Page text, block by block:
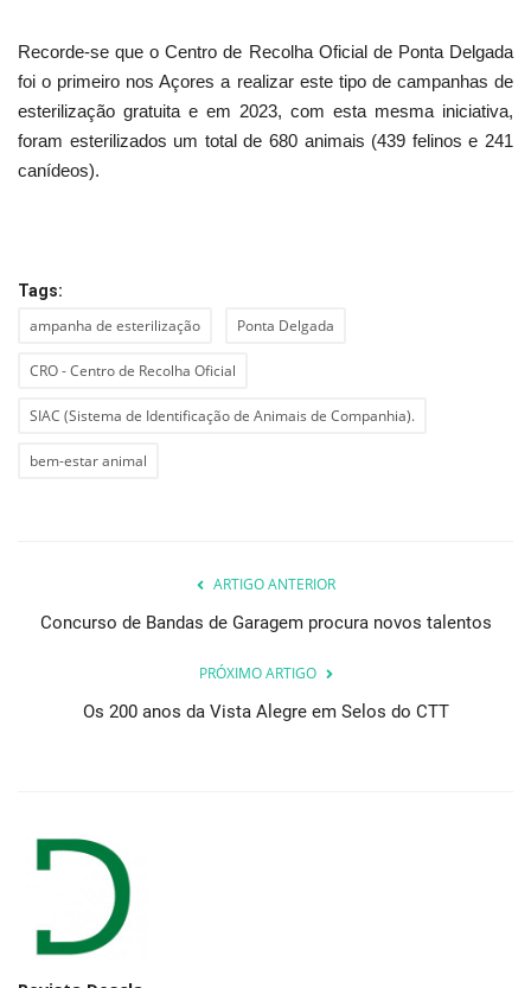
Recorde-se que o Centro de Recolha Oficial de Ponta Delgada
foi o primeiro nos Açores a realizar este tipo de campanhas de
esterilização gratuita e em 2023, com esta mesma iniciativa,
foram esterilizados um total de 680 animais (439 felinos e 241
canídeos).
Tags:
ampanha de esterilização Ponta Delgada
CRO - Centro de Recolha Oficial
SIAC (Sistema de Identificação de Animais de Companhia).
bem-estar animal
ARTIGO ANTERIOR
Concurso de Bandas de Garagem procura novos talentos
PRÓXIMO ARTIGO
Os 200 anos da Vista Alegre em Selos do CTT